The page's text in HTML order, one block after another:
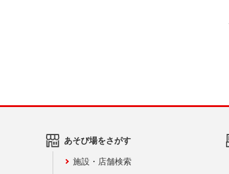
あそび場をさがす
施設・店舗検索